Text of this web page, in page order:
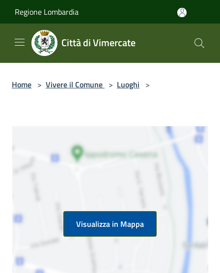
Regione Lombardia
Città di Vimercate
Home > Vivere il Comune > Luoghi >
Visualizza in Mappa